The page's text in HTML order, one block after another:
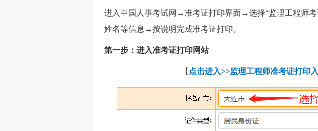
进入中国人事考试网→准考证打印界面→选择“监理工程师
姓名等信息→按说明完成准考证打印。
第一步：进入准考证打印网站
【 点击进入>>监理工程师准考证打印